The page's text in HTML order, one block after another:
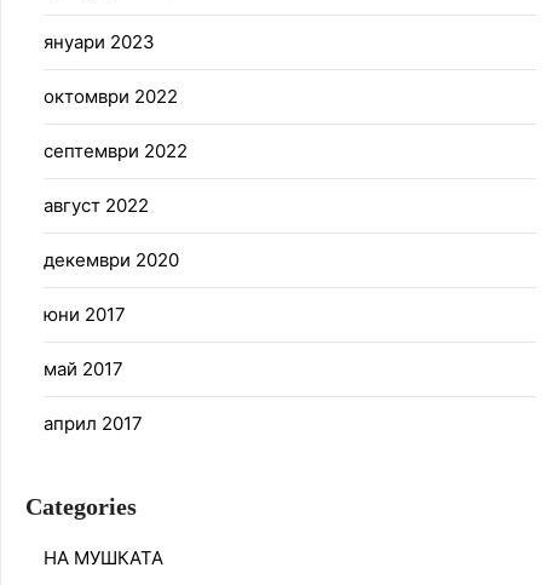
януари 2023
октомври 2022
септември 2022
август 2022
декември 2020
юни 2017
май 2017
април 2017
Categories
НА МУШКАТА